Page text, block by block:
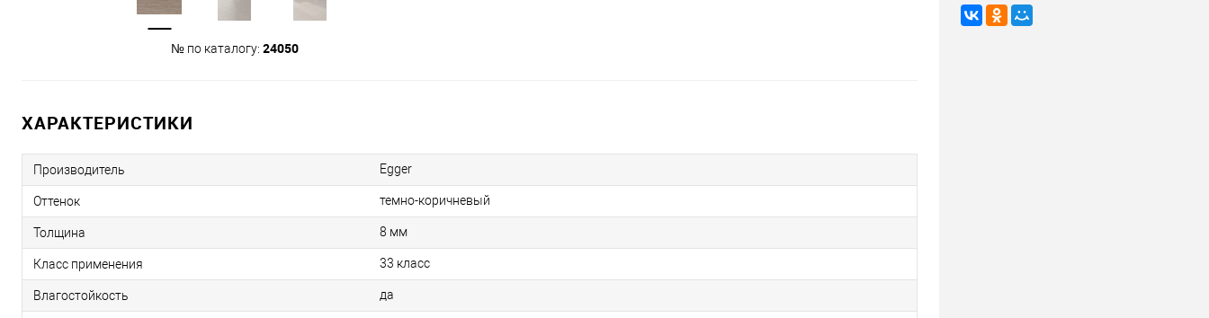
№ по каталогу: 24050
ХАРАКТЕРИСТИКИ
Производитель Egger
Оттенок темно-коричневый
Толщина 8 мм
Класс применения 33 класс
Влагостойкость да